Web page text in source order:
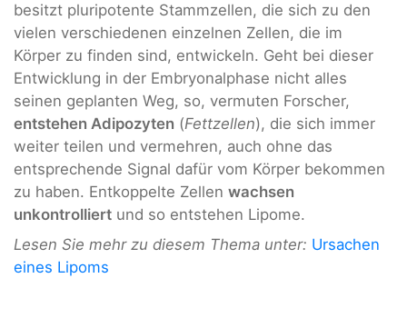
besitzt pluripotente Stammzellen, die sich zu den
vielen verschiedenen einzelnen Zellen, die im
Körper zu finden sind, entwickeln. Geht bei dieser
Entwicklung in der Embryonalphase nicht alles
seinen geplanten Weg, so, vermuten Forscher,
entstehen Adipozyten (Fettzellen), die sich immer
weiter teilen und vermehren, auch ohne das
entsprechende Signal dafür vom Körper bekommen
zu haben. Entkoppelte Zellen wachsen
unkontrolliert und so entstehen Lipome.
Lesen Sie mehr zu diesem Thema unter: Ursachen
eines Lipoms